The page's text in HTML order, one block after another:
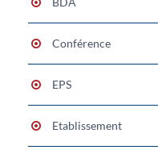
Conférence
EPS
Etablissement